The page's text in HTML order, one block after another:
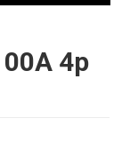
4p